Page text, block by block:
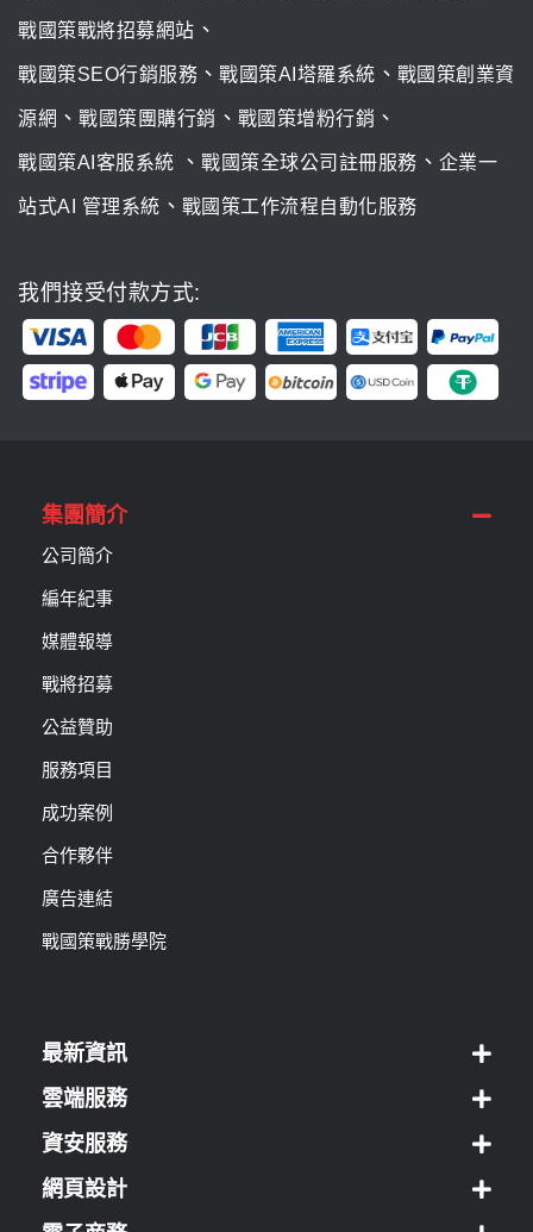
戰國策戰將招募網站 、
戰國策SEO行銷服務 、 戰國策AI塔羅系統 、 戰國策創業資
源網 、 戰國策團購行銷 、 戰國策增粉行銷 、
戰國策AI客服系統 、 戰國策全球公司註冊服務 、 企業一
站式AI 管理系統 、 戰國策工作流程自動化服務
我們接受付款方式:
集團簡介
公司簡介
編年紀事
媒體報導
戰將招募
公益贊助
服務項目
成功案例
合作夥伴
廣告連結
戰國策戰勝學院
最新資訊
雲端服務
資安服務
網頁設計